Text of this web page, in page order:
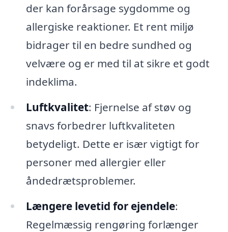
der kan forårsage sygdomme og
allergiske reaktioner. Et rent miljø
bidrager til en bedre sundhed og
velvære og er med til at sikre et godt
indeklima.
Luftkvalitet: Fjernelse af støv og
snavs forbedrer luftkvaliteten
betydeligt. Dette er især vigtigt for
personer med allergier eller
åndedrætsproblemer.
Længere levetid for ejendele:
Regelmæssig rengøring forlænger